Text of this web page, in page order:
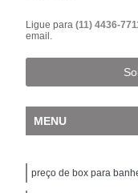
Ligue para(11) 4436-
email.
MENU
preço de box para